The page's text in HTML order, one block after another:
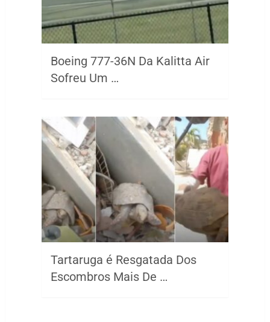
Boeing 777-36N Da Kalitta Air
Sofreu Um …
Tartaruga é Resgatada Dos
Escombros Mais De …